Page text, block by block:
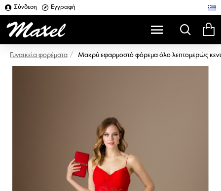
Σύνδεση Εγγραφή
Γυναικεία φορέματα Μακρύ εφαρμοστό φόρεμα όλο λεπτομερώς